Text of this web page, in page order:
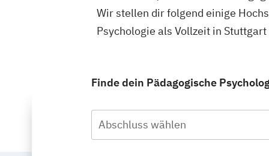
Wir stellen dir folgend einige
Psychologie als Vollzeit in
Finde dein Pädagogische
Abschluss wählen